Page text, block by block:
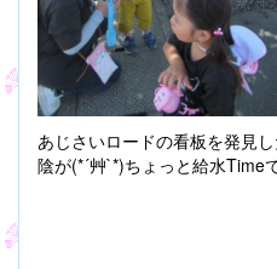
あじさいロードの看板を発見
陰が(*´艸`*)ちょっと給水Timeで